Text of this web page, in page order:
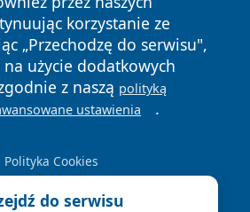
korzystanie ze
„Przechodzę do serwisu",
użycie dodatkowych
z naszą polityką
ustawienia .
Polityka Cookies
do serwisu
Polityka
Cookies